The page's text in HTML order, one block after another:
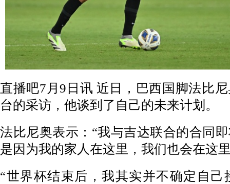
直播吧7月9日讯 近日，巴西国脚法比
台的采访，他谈到了自己的未来计划。
法比尼奥表示：“我与吉达联合的合同
是因为我的家人在这里，我们也会在这
“世界杯结束后，我其实并不确定自己